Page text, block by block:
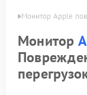
Монитор Apple
Монитор